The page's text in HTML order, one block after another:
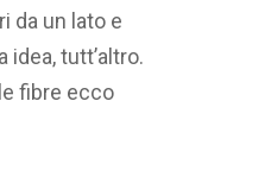
da un lato e
idea, tutt’altro.
fibre ecco